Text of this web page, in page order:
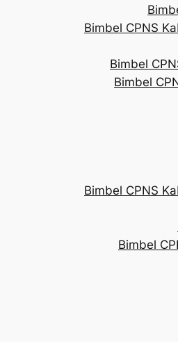
Bimbel CPNS
Bimbel
Bimbel
Bimbel CPNS
Bimbel